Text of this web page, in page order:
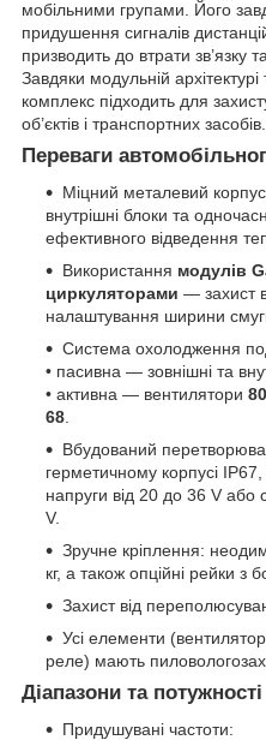
мобільними групами. Його
придушення сигналів
призводить до втрати зв’язку
Завдяки модульній
комплекс підходить для
об’єктів і транспортних засобів.
Переваги
Міцний металевий
внутрішні блоки та
ефективного відведення
Використання модулів
циркуляторами — захист
налаштування ширини
Система охолодження
• пасивна — зовнішні та
• активна — вентилятори
68
Вбудований
герметичному корпусі
напруги від 20 до 36 V або
V.
Зручне кріплення:
кг, а також опційні рейки з
Захист від
Усі елементи
реле) мають
Діапазони та потужності
Придушувані частоти: